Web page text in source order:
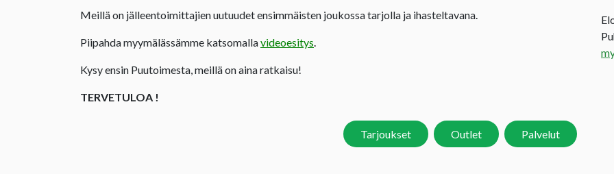
Meillä on jälleentoimittajien uutuudet ensimmäisten joukossa tarjolla ja ihasteltavana.
Piipahda myymälässämme katsomallavideoesitys.
Kysy ensin Puutoimesta, meillä on aina ratkaisu!
TERVETULOA !
Tarjoukset Outlet Palvelut